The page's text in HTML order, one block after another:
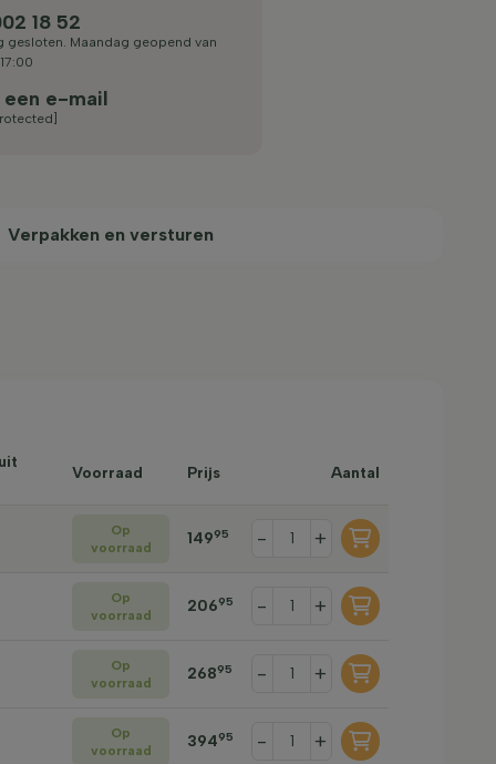
18 52
gesloten. Maandag geopend van
een e-mail
Verpakken en versturen
Voorraad Prijs Aantal
Op
voorraad
14995 - +
Op
voorraad
20695 - +
Op
voorraad
26895 - +
Op
voorraad
39495 - +